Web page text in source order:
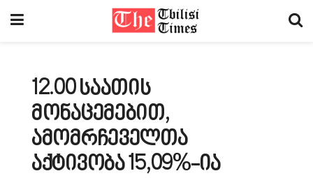
12.00 საათის
მონაცემებით,
ამომრჩეველთა
აქტივობა 15,09%-ია